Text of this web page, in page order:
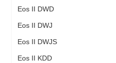
Eos II DWD
Eos II DWJ
Eos II DWJS
Eos II KDD